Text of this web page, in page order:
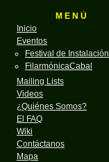
M E N Ú
Inicio
Eventos
Festival de Instalación
FilarmónicaCabal
Mailing Lists
Videos
¿Quiénes Somos?
El FAQ
Wiki
Contáctanos
Mapa